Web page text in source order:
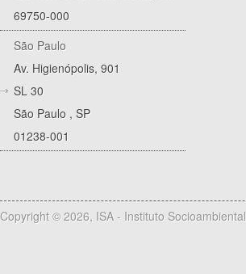
69750-000
São Paulo
Av. Higienópolis, 901
SL 30
São Paulo , SP
01238-001
Copyright © 2026, ISA - Instituto Socioambiental